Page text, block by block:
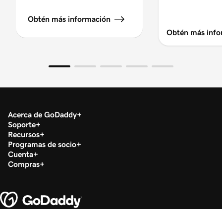
Obtén más información
Obtén más
Acerca de GoDaddy
Soporte
Recursos
Programas de socio
Cuenta
Compras